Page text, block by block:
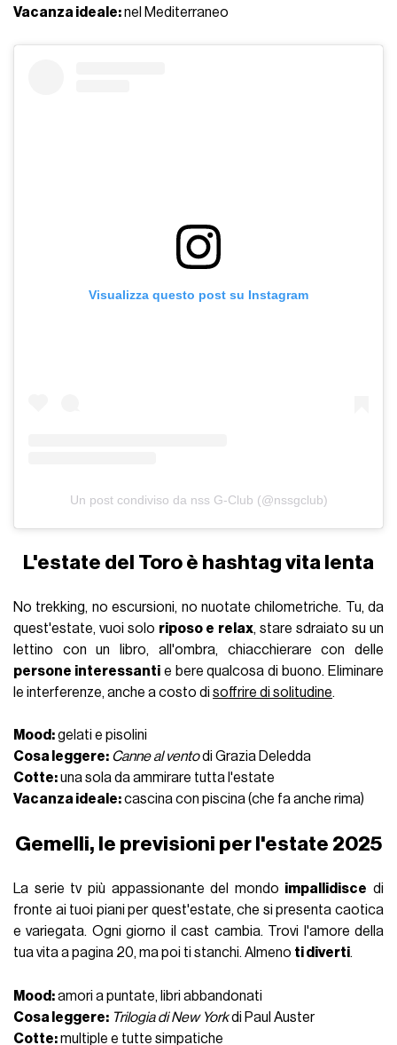
Vacanza ideale:nel Mediterraneo
Visualizza questo post su Instagram
Un post condiviso da nss G-Club (@nssgclub)
L'estate del Toro è hashtag vita lenta
No trekking, no escursioni, no nuotate chilometriche. Tu, da
quest'estate, vuoi solo riposo e relax, stare sdraiato su un
lettino con un libro, all'ombra, chiacchierare con delle
persone interessantie bere qualcosa di buono. Eliminare
le interferenze, anche a costo disoffrire di solitudine.
Mood:gelati e pisolini
Cosa leggere: Canne al ventodi Grazia Deledda
Cotte:una sola da ammirare tutta l'estate
Vacanza ideale:cascina con piscina (che fa anche rima)
Gemelli, le previsioni per l'estate 2025
La serie tv più appassionante del mondo impallidisce di
fronte ai tuoi piani per quest'estate, che si presenta caotica
e variegata. Ogni giorno il cast cambia. Trovi l'amore della
tua vita a pagina 20, ma poi ti stanchi. Almeno ti diverti.
Mood:amori a puntate, libri abbandonati
Cosa leggere: Trilogia di New Yorkdi Paul Auster
Cotte:multiple e tutte simpatiche